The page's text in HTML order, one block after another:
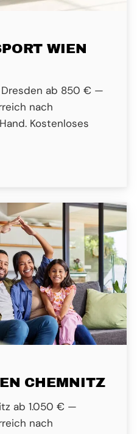
WIEN
ab 850 € —
nach
Kostenloses
CHEMNITZ
ab 1.050 € —
nach